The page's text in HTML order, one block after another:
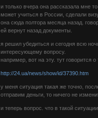
и только вчера она рассказала мне
может учиться в России, сделали
она сюда полтора месяца назад.
ей вернут назад документы.
я решил убедиться и сегодня всю
интересующему вопросу.
например, вот на эту. тут говорится
http://24.ua/news/show/id/37390.htm
у меня ситуация такая же точно,
отправим деньги, то ничего не
и теперь вопрос. что в такой